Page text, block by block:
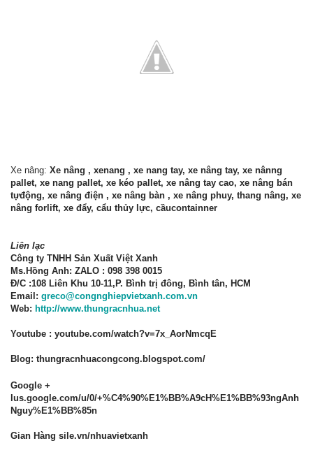
Xe nâng: Xe nâng , xenang , xe nang tay, xe nâng tay, xe nânng
pallet, xe nang pallet, xe kéo pallet, xe nâng tay cao, xe nâng bán
tựđộng, xe nâng điện , xe nâng bàn , xe nâng phuy, thang nâng, xe
nâng forlift, xe đẩy, cẩu thủy lực, cầucontainner
Liên lạc
Công ty TNHH Sản Xuất Việt Xanh
Ms.Hồng Anh: ZALO : 098 398 0015
Đ/C :108 Liên Khu 10-11,P. Bình trị đông, Bình tân, HCM
Email: greco@congnghiepvietxanh.com.vn
Web: http://www.thungracnhua.net
Youtube : youtube.com/watch?v=7x_AorNmcqE
Blog: thungracnhuacongcong.blogspot.com/
Google +
lus.google.com/u/0/+%C4%90%E1%BB%A9cH%E1%BB%93ngAnh
Nguy%E1%BB%85n
Gian Hàng sile.vn/nhuavietxanh